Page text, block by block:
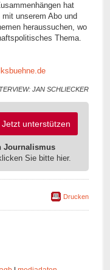
hat
unserem Abo und
heraussuchen, wo
Thema.
JAN SCHLIECKER
unterstützen
Journalismus
Sie bitte hier.
Drucken